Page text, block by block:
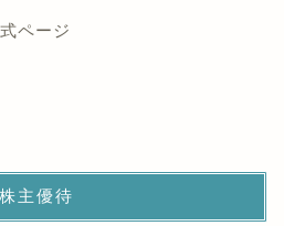
ページ
株主優待